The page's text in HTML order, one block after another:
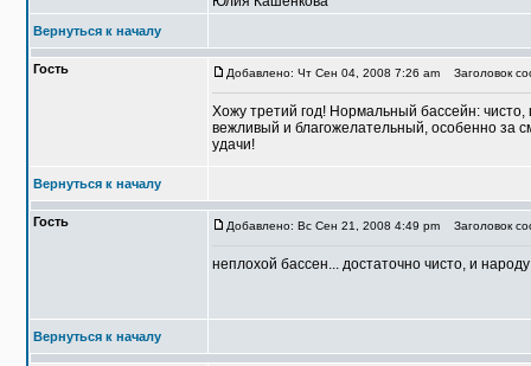
Вернуться к началу
Гость Добавлено: Чт Сен 04, 2008 7:26 am Заголовок
Хожу третий год! Нормальный бассейн:
вежливый и благожелательный, особенно за
удачи!
Вернуться к началу
Гость Добавлено: Вс Сен 21, 2008 4:49 pm Заголовок
неплохой бассен... достаточно чисто, и
Вернуться к началу